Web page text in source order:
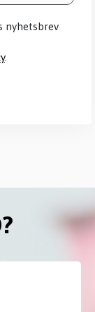
nyhetsbrev
.